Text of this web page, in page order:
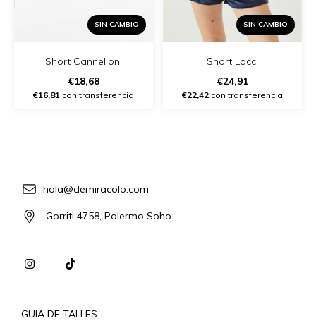
SIN CAMBIO
Short Cannelloni
€18,68
€16,81 con transferencia
SIN CAMBIO
Short Lacci
€24,91
€22,42 con transferencia
hola@demiracolo.com
Gorriti 4758, Palermo Soho
GUIA DE TALLES